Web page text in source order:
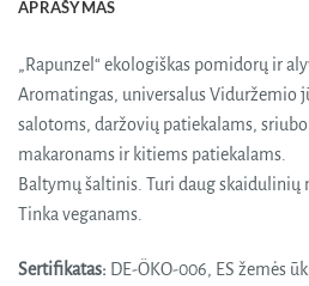
APRAŠYMAS
„Rapunzel“ ekologiškas pomidorų ir
Aromatingas, universalus Viduržemio
salotoms, daržovių patiekalams,
makaronams ir kitiems patiekalams.
Baltymų šaltinis. Turi daug skaidulinių
Tinka veganams.
Sertifikatas: DE-ÖKO-006, ES žemės